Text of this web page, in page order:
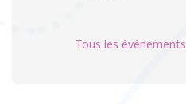
Tous les événements